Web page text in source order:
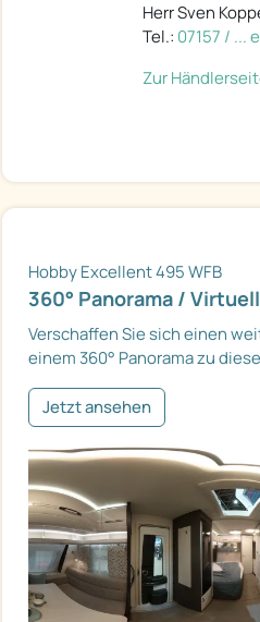
Herr Sven
Tel.: 07157 / ...
Zur
Hobby Excellent 495 WFB
360° Panorama /
Verschaffen Sie sich einen
einem 360° Panorama zu
Jetzt ansehen